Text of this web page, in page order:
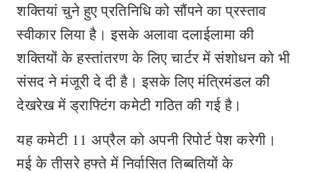
शक्तियां चुने हुए प्रतिनिधि को सौंपने का प्रस्ताव
स्वीकार लिया है। इसके अलावा दलाईलामा की
शक्तियों के हस्तांतरण के लिए चार्टर में संशोधन को भी
संसद ने मंजूरी दे दी है। इसके लिए मंत्रिमंडल की
देखरेख में ड्राफ्टिंग कमेटी गठित की गई है।
यह कमेटी 11 अप्रैल को अपनी रिपोर्ट पेश करेगी।
मई के तीसरे हफ्ते में निर्वासित तिब्बतियों के